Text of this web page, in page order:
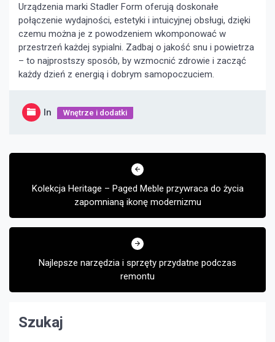
Urządzenia marki Stadler Form oferują doskonałe
połączenie wydajności, estetyki i intuicyjnej obsługi, dzięki
czemu można je z powodzeniem wkomponować w
przestrzeń każdej sypialni. Zadbaj o jakość snu i powietrza
– to najprostszy sposób, by wzmocnić zdrowie i zacząć
każdy dzień z energią i dobrym samopoczuciem.
In Wnętrze i dodatki
Nawigacja
Kolekcja Heritage – Paged Meble przywraca do życia
zapomnianą ikonę modernizmu
Najlepsze narzędzia i sprzęty przydatne podczas
remontu
Szukaj